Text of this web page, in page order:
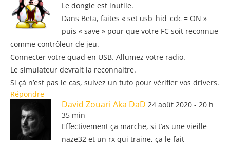
Le dongle est inutile.
Dans Beta, faites « set usb_hid_cdc = ON »
puis « save » pour que votre FC soit reconnue
comme contrôleur de jeu.
Connecter votre quad en USB. Allumez votre radio.
Le simulateur devrait la reconnaitre.
Si çà n’est pas le cas, suivez un tuto pour vérifier vos drivers.
Répondre
David Zouari Aka DaD 24 août 2020 - 20 h
35 min
Effectivement ça marche, si t’as une vieille
naze32 et un rx qui traine, ça le fait